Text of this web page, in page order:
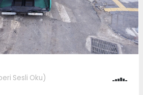
Sesli Oku)